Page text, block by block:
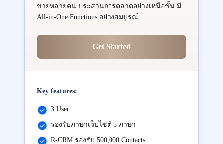
ขายหลายคน ประสานการตลาดอย่างเหนือชั้น มี
All-in-One Functions อย่างสมบูรณ์
Get Started
Key features:
3 User
รองรับภาษาเว็บไซต์ 5 ภาษา
R-CRM รองรับ 500,000 Contacts